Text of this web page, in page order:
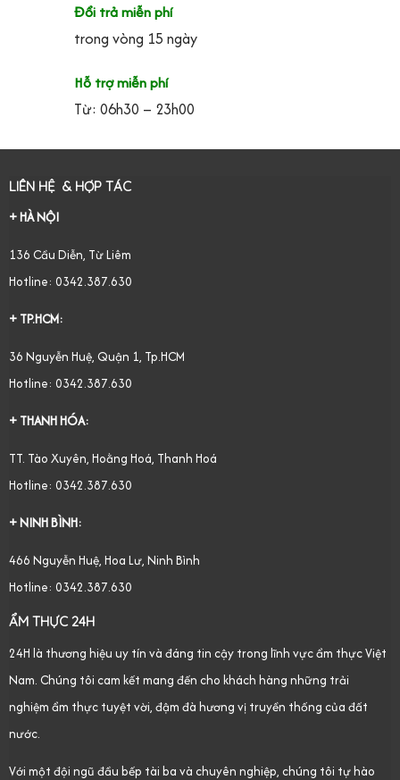
Đổi trả miễn phí
trong vòng 15 ngày
Hỗ trợ miễn phí
Từ: 06h30 – 23h00
LIÊN HỆ & HỢP TÁC
+ HÀ NỘI
136 Cầu Diễn, Từ Liêm
Hotline: 0342.387.630
+ TP.HCM:
36 Nguyễn Huệ, Quận 1, Tp.HCM
Hotline: 0342.387.630
+ THANH HÓA:
TT. Tào Xuyên, Hoằng Hoá, Thanh Hoá
Hotline: 0342.387.630
+ NINH BÌNH:
466 Nguyễn Huệ, Hoa Lư, Ninh Bình
Hotline: 0342.387.630
ẨM THỰC 24H
24H là thương hiệu uy tín và đáng tin cậy trong lĩnh vực ẩm thực Việt
Nam. Chúng tôi cam kết mang đến cho khách hàng những trải
nghiệm ẩm thực tuyệt vời, đậm đà hương vị truyền thống của đất
nước.
Với một đội ngũ đầu bếp tài ba và chuyên nghiệp, chúng tôi tự hào